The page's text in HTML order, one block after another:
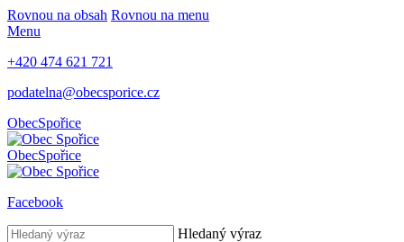
Rovnou na obsah Rovnou na menu
Menu
+420 474 621 721
podatelna@obecsporice.cz
ObecSpořice
ObecSpořice
Facebook
Hledaný výraz